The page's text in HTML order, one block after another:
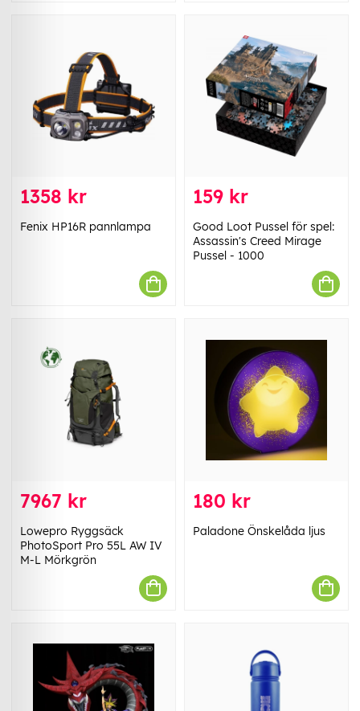
1358 kr
Fenix HP16R pannlampa
159 kr
Good Loot Pussel för spel:
Assassin's Creed Mirage
Pussel - 1000
7967 kr
Lowepro Ryggsäck
PhotoSport Pro 55L AW IV
M-L Mörkgrön
180 kr
Paladone Önskelåda ljus